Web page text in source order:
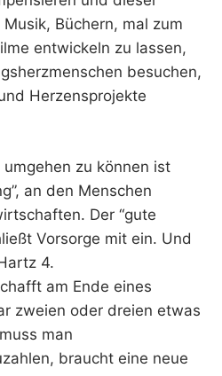
Büchern, mal zum
entwickeln zu lassen,
besuchen,
Herzensprojekte
zu können ist
an den Menschen
Der “gute
Vorsorge mit ein. Und
4.
am Ende eines
zweien oder dreien etwas
man
braucht eine neue